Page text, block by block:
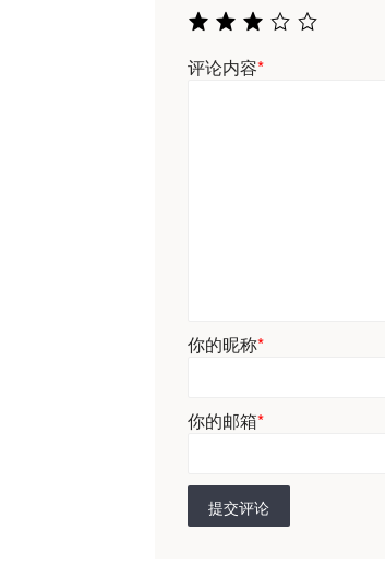
评论内容*
你的昵称*
你的邮箱*
提交评论